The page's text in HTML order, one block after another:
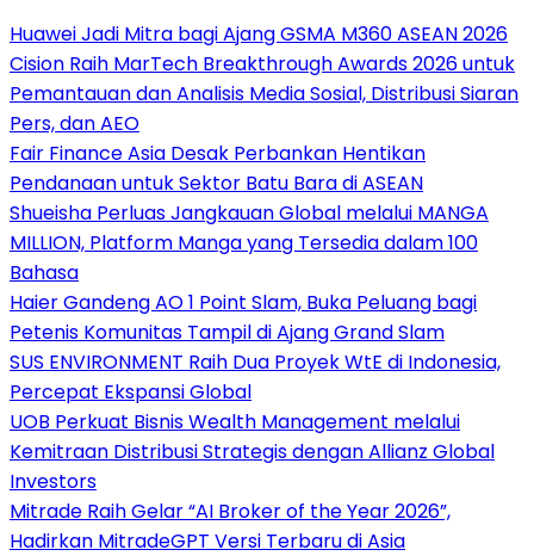
Huawei Jadi Mitra bagi Ajang GSMA M360 ASEAN 2026
Cision Raih MarTech Breakthrough Awards 2026 untuk
Pemantauan dan Analisis Media Sosial, Distribusi Siaran
Pers, dan AEO
Fair Finance Asia Desak Perbankan Hentikan
Pendanaan untuk Sektor Batu Bara di ASEAN
Shueisha Perluas Jangkauan Global melalui MANGA
MILLION, Platform Manga yang Tersedia dalam 100
Bahasa
Haier Gandeng AO 1 Point Slam, Buka Peluang bagi
Petenis Komunitas Tampil di Ajang Grand Slam
SUS ENVIRONMENT Raih Dua Proyek WtE di Indonesia,
Percepat Ekspansi Global
UOB Perkuat Bisnis Wealth Management melalui
Kemitraan Distribusi Strategis dengan Allianz Global
Investors
Mitrade Raih Gelar “AI Broker of the Year 2026”,
Hadirkan MitradeGPT Versi Terbaru di Asia